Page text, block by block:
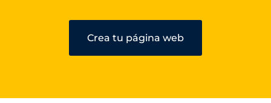
Crea tu página web